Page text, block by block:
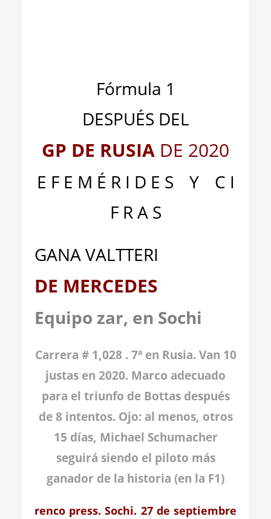
Fórmula 1
DESPUÉS DEL
GP DE RUSIA DE 2020
E F E M É R I D E S Y__ C I
F R A S
GANA VALTTERI
DE MERCEDES
Equipo zar, en Sochi
Carrera # 1,028 . 7ª en Rusia. Van 10
justas en 2020. Marco adecuado
para el triunfo de Bottas después
de 8 intentos. Ojo: al menos, otros
15 días, Michael Schumacher
seguirá siendo el piloto más
ganador de la historia (en la F1)
renco press. Sochi. 27 de septiembre